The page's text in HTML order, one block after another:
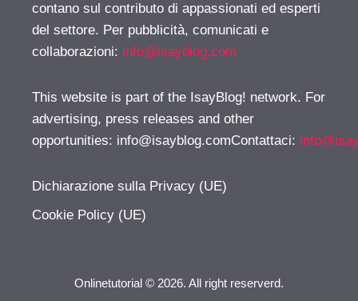
contano sul contributo di appassionati ed esperti
del settore. Per pubblicità, comunicati e
collaborazioni: info@isayblog.com
This website is part of the IsayBlog! network. For
advertising, press releases and other
opportunities: info@isayblog.comContattaci:
Dichiarazione sulla Privacy (UE)
Cookie Policy (UE)
Onlinetutorial © 2026. All right reserverd.